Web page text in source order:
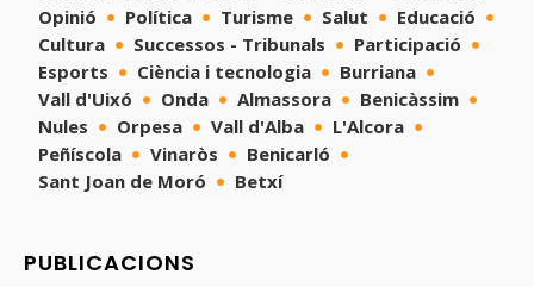
Opinió
Política Turisme Salut
Educació
Cultura
Successos - Tribunals
Participació
Esports
Ciència i tecnologia
Burriana
Vall d'Uixó
Onda Almassora
Benicàssim
Nules
Orpesa Vall d'Alba
L'Alcora
Peñíscola
Vinaròs
Benicarló
Sant Joan de Moró
Betxí
PUBLICACIONS